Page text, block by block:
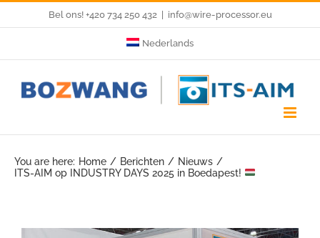
content
Bel ons! +420 734 250 432 info@wire-processor.eu
Nederlands
You are here: Home Berichten
Nieuws
ITS-AIM op INDUSTRY DAYS 2025 in Boedapest!